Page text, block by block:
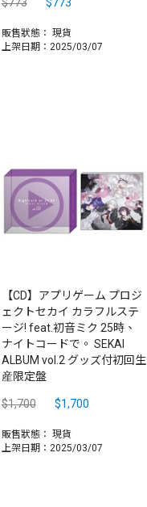
$773 $773
販售狀態： 現貨
上架日期：2025/03/07
【CD】アプリゲーム プロジ
ェクトセカイ カラフルステ
ージ! feat.初音ミク 25時、
ナイトコードで。 SEKAI
ALBUM vol.2 グッズ付初回生
産限定盤
$1,700 $1,700
販售狀態： 現貨
上架日期：2025/03/07